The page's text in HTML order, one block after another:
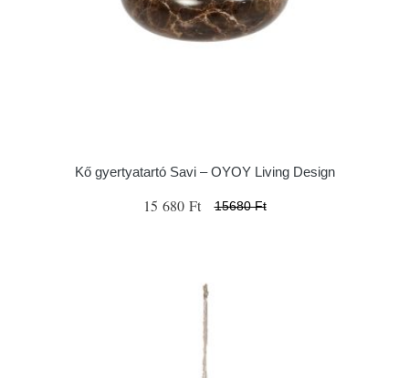
Kő gyertyatartó Savi – OYOY Living Design
15 680 Ft 15680 Ft